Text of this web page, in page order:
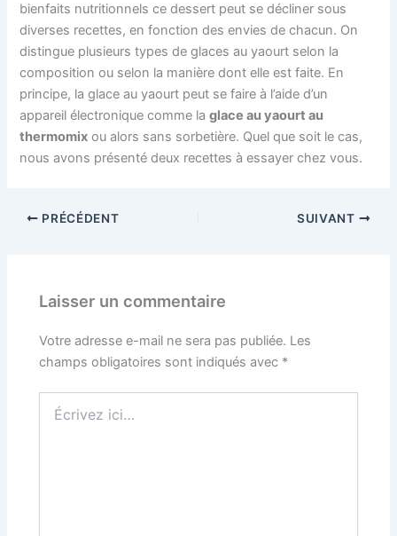
bienfaits nutritionnels ce dessert peut se décliner sous
diverses recettes, en fonction des envies de chacun. On
distingue plusieurs types de glaces au yaourt selon la
composition ou selon la manière dont elle est faite. En
principe, la glace au yaourt peut se faire à l’aide d’un
appareil électronique comme laglace au yaourt au
thermomix ou alors sans sorbetière. Quel que soit le cas,
nous avons présenté deux recettes à essayer chez vous.
PRÉCÉDENT SUIVANT
Laisser un commentaire
Votre adresse e-mail ne sera pas publiée. Les
champs obligatoires sont indiqués avec *
ici…